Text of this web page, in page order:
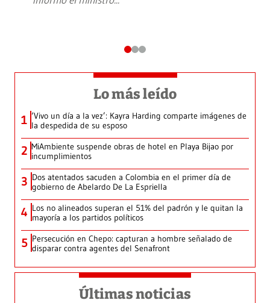
Lo más leído
1 ‘Vivo un día a la vez’: Kayra Harding comparte imágenes de
la despedida de su esposo
2 MiAmbiente suspende obras de hotel en Playa Bijao por
incumplimientos
3 Dos atentados sacuden a Colombia en el primer día de
gobierno de Abelardo De La Espriella
4 Los no alineados superan el 51% del padrón y le quitan la
mayoría a los partidos políticos
5 Persecución en Chepo: capturan a hombre señalado de
disparar contra agentes del Senafront
Últimas noticias